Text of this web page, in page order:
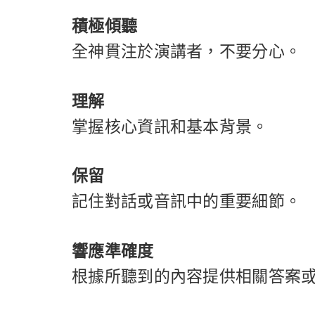
積極傾聽
全神貫注於演講者，不要分心。
理解
掌握核心資訊和基本背景。
保留
記住對話或音訊中的重要細節。
響應準確度
根據所聽到的內容提供相關答案